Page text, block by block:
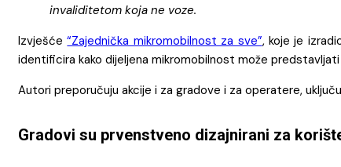
invaliditetom koja ne voze.
Izvješće“Zajednička mikromobilnost za sve”, koje je
identificira kako dijeljena mikromobilnost može
Autori preporučuju akcije i za gradove i za operatere,
Gradovi su prvenstveno dizajnirani za